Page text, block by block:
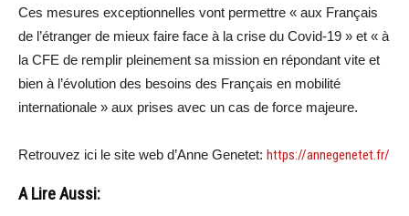
Ces mesures exceptionnelles vont permettre « aux Français
de l’étranger de mieux faire face à la crise du Covid-19 » et « à
la CFE de remplir pleinement sa mission en répondant vite et
bien à l’évolution des besoins des Français en mobilité
internationale » aux prises avec un cas de force majeure.
Retrouvez ici le site web d’Anne Genetet: https://annegenetet.fr/
A Lire Aussi: